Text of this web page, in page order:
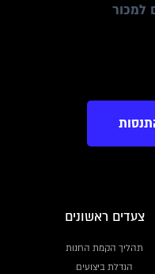
למכור
צעדים ראשונים
תהליך הקמת החנות
הגדלת ביצועים